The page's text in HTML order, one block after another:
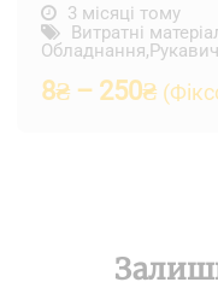
3 місяці тому
Витратні
Обладнання,
8₴ – 250₴